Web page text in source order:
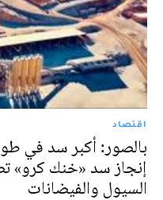
اقتصاد
بالصور: أكبر سد في
إنجاز سد «خنك كرو»
السيول والفيضانات